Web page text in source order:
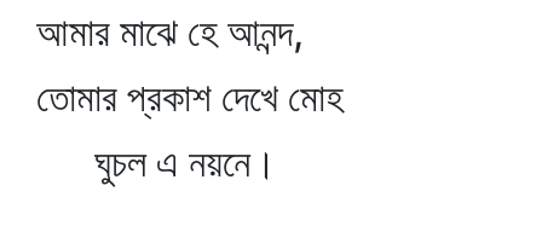
আমার মাঝে হে আনন্দ,
তোমার প্রকাশ দেখে মোহ
ঘুচল এ নয়নে।